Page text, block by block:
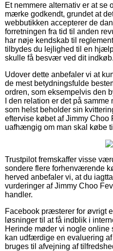
Et nemmere alternativ er at se
mærke godkendt, grundet at
webbutikken accepterer de
forretningen fra tid til anden
har nøje kendskab til
tilbydes du lejlighed til en
skulle få besvær ved dit indkøb.
Udover dette anbefaler vi at
de mest betydningsfulde
ordren, som eksempelvis den
I den relation er det på
som helst beholder sin
eftervise købet af Jimmy Choo
uafhængig om man skal købe
Trustpilot fremskaffer visse
sondere flere forhenværende
herved anbefaler vi, at du
vurderinger af Jimmy Choo
handler.
Facebook præsterer for øvrigt
løsninger til at få indblik i
Herinde møder vi nogle online
kan udfærdige en evaluering
bruges til afvejning af